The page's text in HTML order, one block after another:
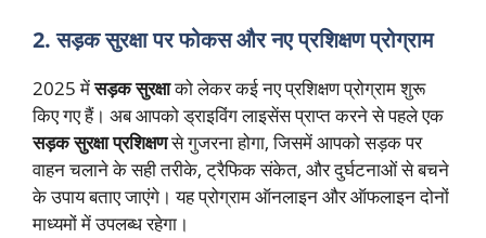
2. सड़क सुरक्षा पर फोकस और नए प्रशिक्षण प्रोग्राम
2025 मेंसड़क सुरक्षाको लेकर कई नए प्रशिक्षण प्रोग्राम शुरू
किए गए हैं। अब आपको ड्राइविंग लाइसेंस प्राप्त करने से पहले एक
सड़क सुरक्षा प्रशिक्षणसे गुजरना होगा, जिसमें आपको सड़क पर
वाहन चलाने के सही तरीके, ट्रैफिक संकेत, और दुर्घटनाओं से बचने
के उपाय बताए जाएंगे। यह प्रोग्राम ऑनलाइन और ऑफलाइन दोनों
माध्यमों में उपलब्ध रहेगा।